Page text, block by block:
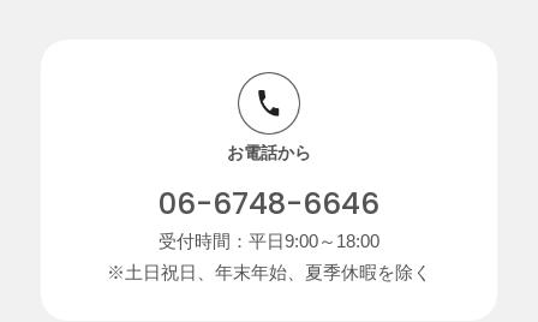
お電話から
06-6748-6646
受付時間：平日9:00～18:00
※土日祝日、年末年始、夏季休暇を除く